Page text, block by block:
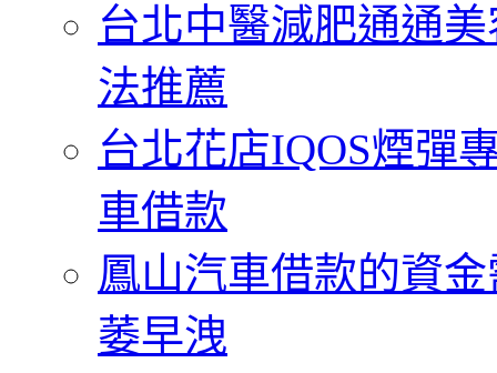
台北中醫減肥通通
法推薦
台北花店IQOS煙彈
車借款
鳳山汽車借款的資
萎早洩